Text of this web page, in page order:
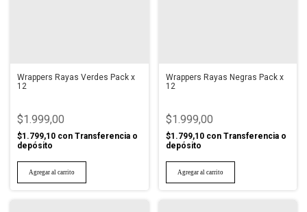
Wrappers Rayas Verdes Pack x
12
$1.999,00
$1.799,10 con Transferencia o
depósito
Wrappers Rayas Negras Pack x
12
$1.999,00
$1.799,10 con Transferencia o
depósito